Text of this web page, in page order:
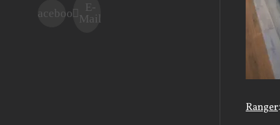
Facebook
E-
Mail
Ranger